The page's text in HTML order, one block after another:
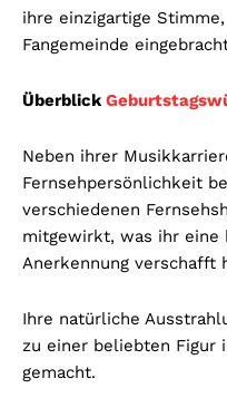
ihre einzigartige
Fangemeinde
Überblick
Neben ihrer
Fernsehpersönlichkeit
verschiedenen
mitgewirkt, was ihr
Anerkennung verschafft
Ihre natürliche
zu einer beliebten Figur
gemacht.